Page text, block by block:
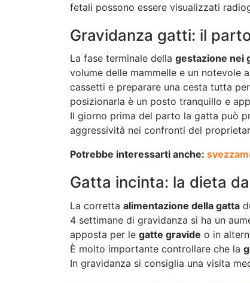
fetali possono essere visualizzati
Gravidanza gatti: il
La fase terminale della gestazione nei
volume delle mammelle e un notevole
cassetti e preparare una cesta tutta
posizionarla è un posto tranquillo e
Il giorno prima del parto la gatta può
aggressività nei confronti del
Potrebbe interessarti anche:
Gatta incinta: la dieta
La corretta alimentazione della gatta
4 settimane di gravidanza si ha un
apposta per le gatte gravide o in
È molto importante controllare che la
In gravidanza si consiglia una visita